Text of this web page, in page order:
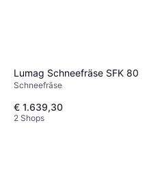
Lumag Schneefräse SFK 80
Schneefräse
€ 1.639,30
2 Shops